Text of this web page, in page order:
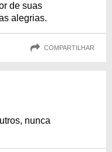
de suas
alegrias.
COMPARTILHAR
nunca